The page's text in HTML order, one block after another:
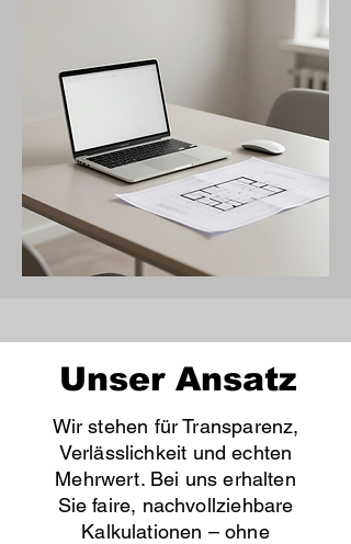
Unser Ansatz
Wir stehen für Transparenz,
Verlässlichkeit und echten
Mehrwert. Bei uns erhalten
Sie faire, nachvollziehbare
Kalkulationen – ohne